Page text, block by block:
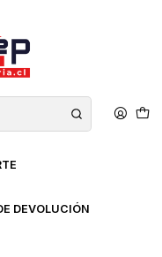
DEVOLUCIÓN